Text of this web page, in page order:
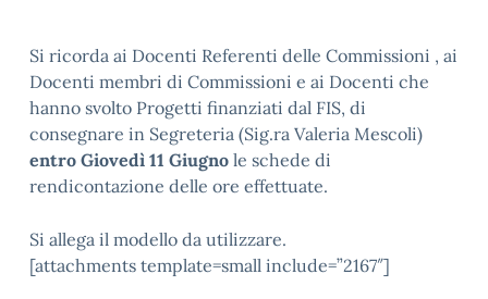
Si ricorda ai Docenti Referenti delle Commissioni , ai
Docenti membri di Commissioni e ai Docenti che
hanno svolto Progetti finanziati dal FIS, di
consegnare in Segreteria (Sig.ra Valeria Mescoli)
entro Giovedì 11 Giugno le schede di
rendicontazione delle ore effettuate.
Si allega il modello da utilizzare.
[attachments template=small include=”2167″]